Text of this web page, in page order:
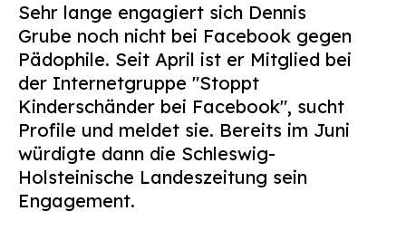
Sehr lange engagiert sich Dennis
Grube noch nicht bei Facebook gegen
Pädophile. Seit April ist er Mitglied bei
der Internetgruppe "Stoppt
Kinderschänder bei Facebook", sucht
Profile und meldet sie. Bereits im Juni
würdigte dann die Schleswig-
Holsteinische Landeszeitung sein
Engagement.